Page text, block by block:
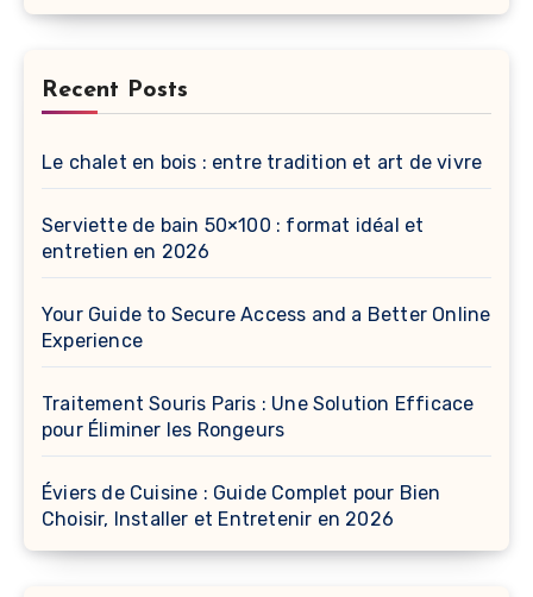
Recent Posts
Le chalet en bois : entre tradition et art de vivre
Serviette de bain 50×100 : format idéal et
entretien en 2026
Your Guide to Secure Access and a Better Online
Experience
Traitement Souris Paris : Une Solution Efficace
pour Éliminer les Rongeurs
Éviers de Cuisine : Guide Complet pour Bien
Choisir, Installer et Entretenir en 2026